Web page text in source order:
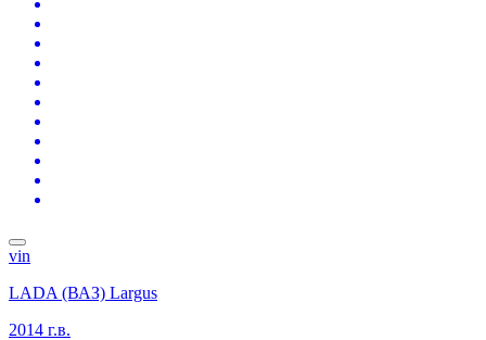
vin
LADA (ВАЗ) Largus
2014 г.в.